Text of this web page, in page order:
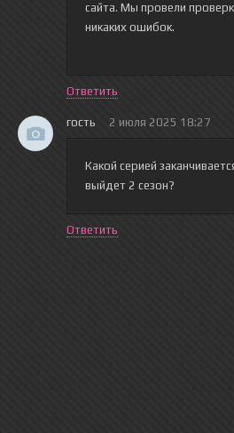
сайта. Мы провели
никаких ошибок.
Ответить
гость 2 июля 2025 18:27
Какой серией
выйдет 2 сезон?
Ответить